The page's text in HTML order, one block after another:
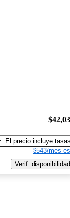
El precio incluye tasas
$543/mes
Verif. disponibilidad